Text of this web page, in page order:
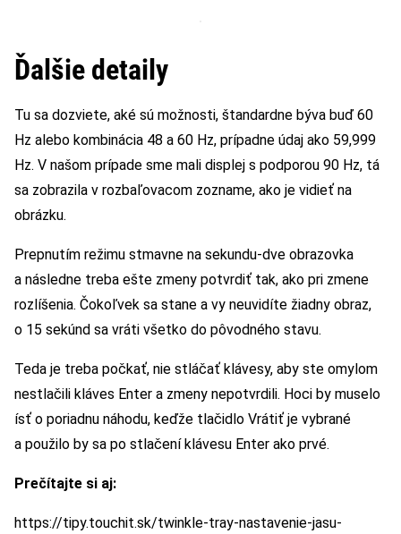
Ďalšie detaily
Tu sa dozviete, aké sú možnosti, štandardne býva buď 60
Hz alebo kombinácia 48 a 60 Hz, prípadne údaj ako 59,999
Hz. V našom prípade sme mali displej s podporou 90 Hz, tá
sa zobrazila v rozbaľovacom zozname, ako je vidieť na
obrázku.
Prepnutím režimu stmavne na sekundu-dve obrazovka
a následne treba ešte zmeny potvrdiť tak, ako pri zmene
rozlíšenia. Čokoľvek sa stane a vy neuvidíte žiadny obraz,
o 15 sekúnd sa vráti všetko do pôvodného stavu.
Teda je treba počkať, nie stláčať klávesy, aby ste omylom
nestlačili kláves Enter a zmeny nepotvrdili. Hoci by muselo
ísť o poriadnu náhodu, keďže tlačidlo Vrátiť je vybrané
a použilo by sa po stlačení klávesu Enter ako prvé.
Prečítajte si aj:
https://tipy.touchit.sk/twinkle-tray-nastavenie-jasu-